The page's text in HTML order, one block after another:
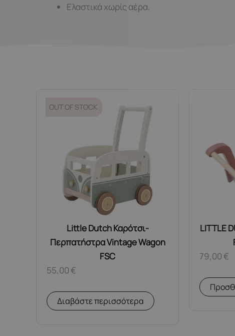
Ελαστικά χωρίς αέρα.
Little Dutch Καρότσι-
Περπατήστρα Vintage Wagon
FSC
OUT OF STOCK
55,00€
Διαβάστε περισσότερα
LITTLE
79,00€